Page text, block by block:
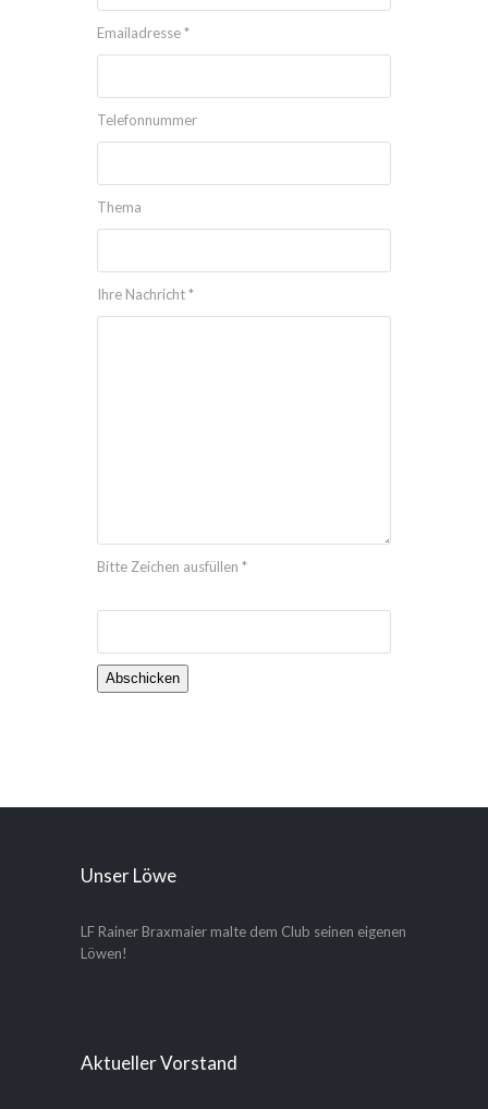
Emailadresse *
Telefonnummer
Thema
Ihre Nachricht *
Bitte Zeichen ausfüllen *
Unser Löwe
LF Rainer Braxmaier malte dem Club seinen eigenen
Löwen!
Aktueller Vorstand